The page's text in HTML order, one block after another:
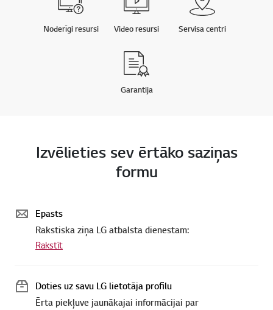
Noderīgi resursi Video resursi Servisa centri
Garantija
Izvēlieties sev ērtāko saziņas
formu
Epasts
Rakstiska ziņa LG atbalsta dienestam:
Rakstīt
Doties uz savu LG lietotāja profilu
Ērta piekļuve jaunākajai informācijai par